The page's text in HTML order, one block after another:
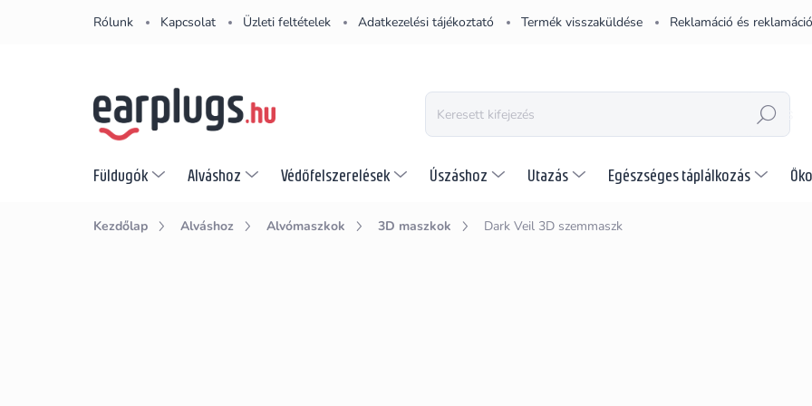
Rólunk Kapcsolat Üzleti feltételek Adatkezelési tájékoztató Termék visszaküldése Reklamáció és
KERESÉS
Füldugók Alváshoz Védőfelszerelések Úszáshoz Utazás Egészséges táplálkozás
Kezdőlap Alváshoz Alvómaszkok 3D maszkok Dark Veil 3D szemmaszk